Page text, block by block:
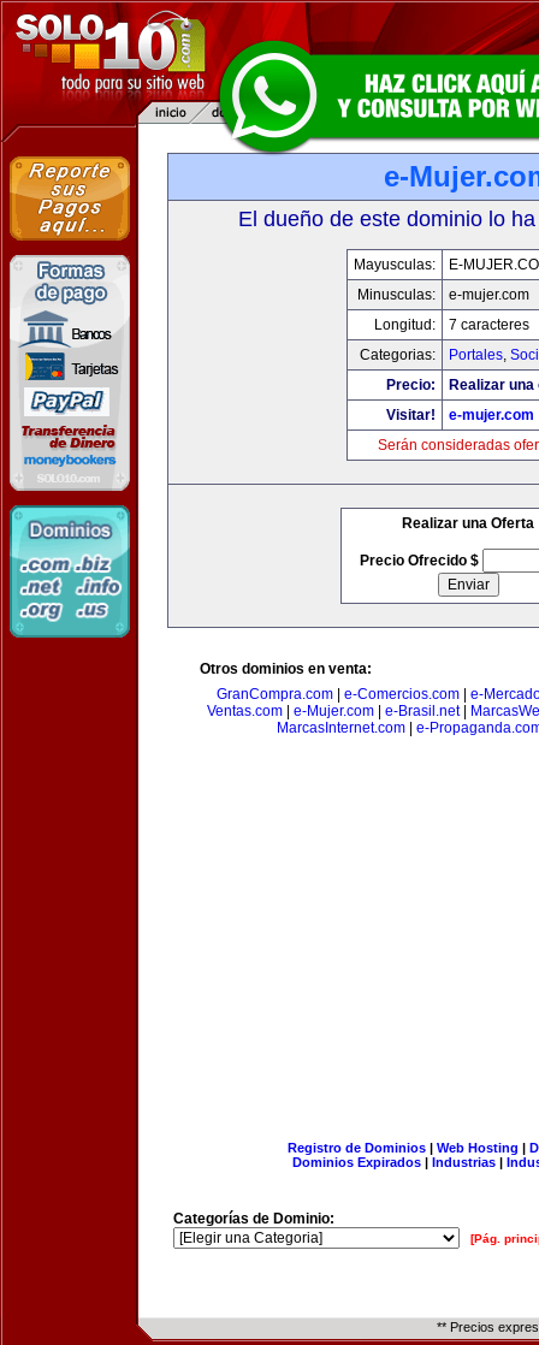
e-
El dueño de este dominio lo
Mayusculas:
E-
Minusculas:
e-mujer.com
Longitud:
7 caracteres
Categorias:
Portales,
Precio:
Realizar
Visitar!
e-mujer.com
Serán consideradas
Realizar una Oferta
Precio Ofrecido $
Otros dominios en venta:
GranCompra.com
e-Comercios.com
e-
Ventas.com| e-Mujer.com| e-Brasil.net|
MarcasInternet.com
e-
Registro de Dominios| Web Hosting |
Dominios Expirados | Industrias |
Categorías de Dominio:
[Pág.
** Precios